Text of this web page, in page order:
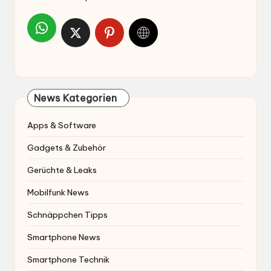
News Kategorien
Apps & Software
Gadgets & Zubehör
Gerüchte & Leaks
Mobilfunk News
Schnäppchen Tipps
Smartphone News
Smartphone Technik